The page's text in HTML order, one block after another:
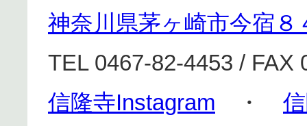
神奈川県茅ヶ崎市今宿８
TEL 0467-82-4453 / FAX
信隆寺Instagram ・